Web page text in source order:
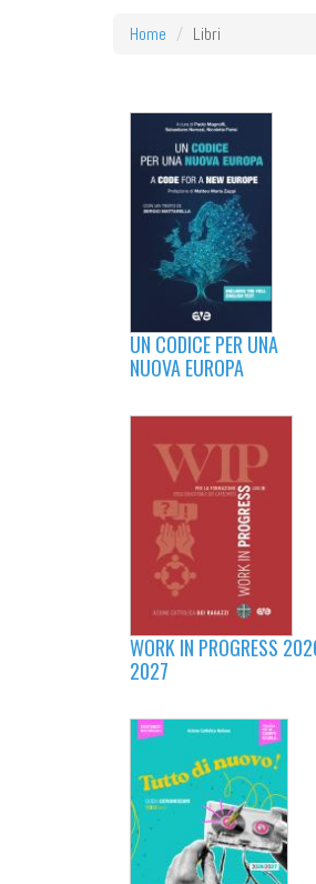
Home Libri
UN CODICE PER UNA
NUOVA EUROPA
WORK IN PROGRESS
2027